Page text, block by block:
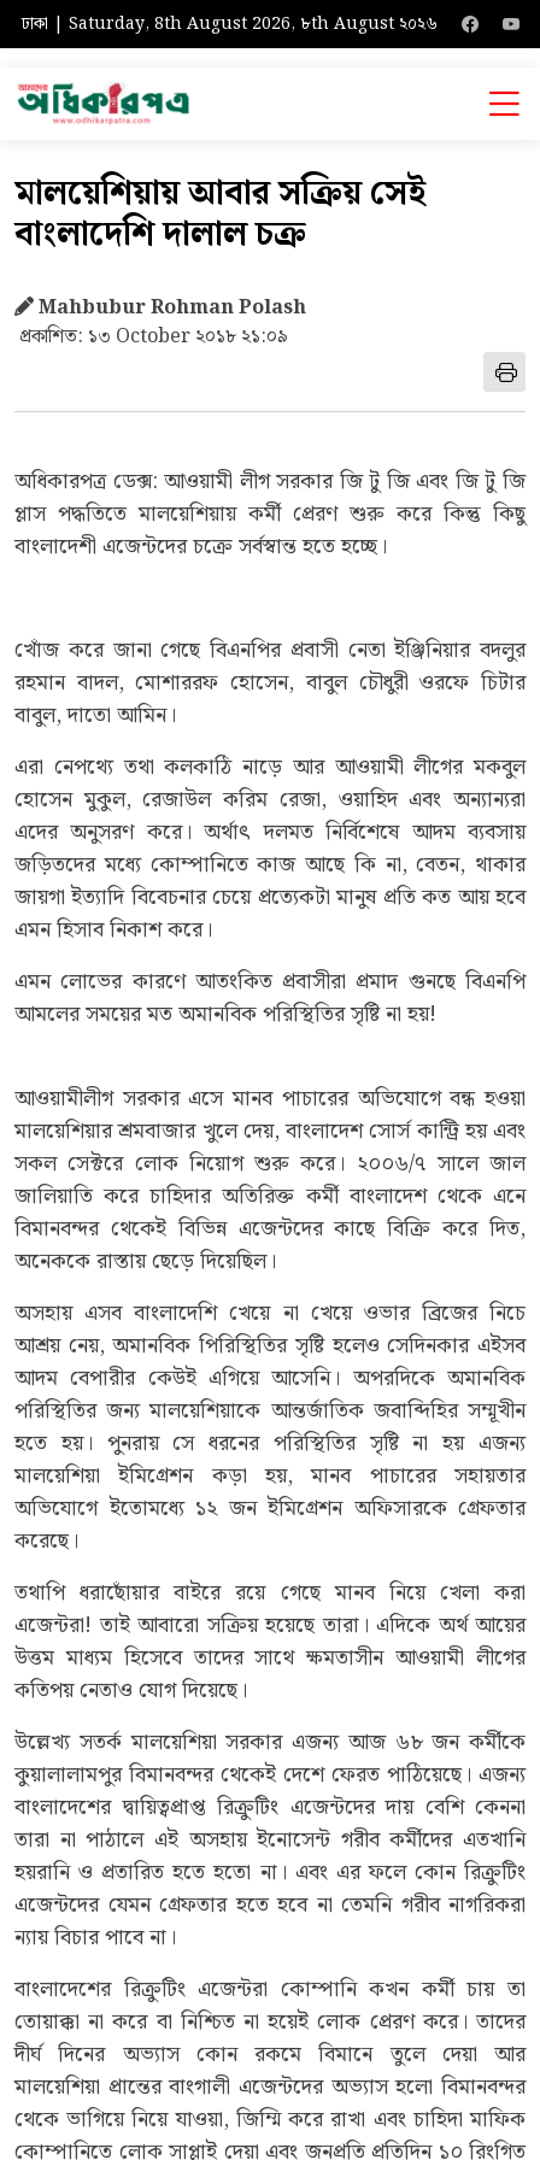
ঢাকা | Saturday, 8th August 2026, ৮th August ২০২৬
মালয়েশিয়ায় আবার সক্রিয় সেই
বাংলাদেশি দালাল চক্র
Mahbubur Rohman Polash
প্রকাশিত: ১৩ October ২০১৮ ২১:০৯
অধিকারপত্র ডেক্স: আওয়ামী লীগ সরকার জি টু জি এবং জি টু জি
প্লাস পদ্ধতিতে মালয়েশিয়ায় কর্মী প্রেরণ শুরু করে কিন্তু কিছু
বাংলাদেশী এজেন্টদের চক্রে সর্বস্বান্ত হতে হচ্ছে।
খোঁজ করে জানা গেছে বিএনপির প্রবাসী নেতা ইঞ্জিনিয়ার বদলুর
রহমান বাদল, মোশাররফ হোসেন, বাবুল চৌধুরী ওরফে চিটার
বাবুল, দাতো আমিন।
এরা নেপথ্যে তথা কলকাঠি নাড়ে আর আওয়ামী লীগের মকবুল
হোসেন মুকুল, রেজাউল করিম রেজা, ওয়াহিদ এবং অন্যান্যরা
এদের অনুসরণ করে। অর্থাৎ দলমত নির্বিশেষে আদম ব্যবসায়
জড়িতদের মধ্যে কোম্পানিতে কাজ আছে কি না, বেতন, থাকার
জায়গা ইত্যাদি বিবেচনার চেয়ে প্রত্যেকটা মানুষ প্রতি কত আয় হবে
এমন হিসাব নিকাশ করে।
এমন লোভের কারণে আতংকিত প্রবাসীরা প্রমাদ গুনছে বিএনপি
আমলের সময়ের মত অমানবিক পরিস্থিতির সৃষ্টি না হয়!
আওয়ামীলীগ সরকার এসে মানব পাচারের অভিযোগে বন্ধ হওয়া
মালয়েশিয়ার শ্রমবাজার খুলে দেয়, বাংলাদেশ সোর্স কান্ট্রি হয় এবং
সকল সেক্টরে লোক নিয়োগ শুরু করে। ২০০৬/৭ সালে জাল
জালিয়াতি করে চাহিদার অতিরিক্ত কর্মী বাংলাদেশ থেকে এনে
বিমানবন্দর থেকেই বিভিন্ন এজেন্টদের কাছে বিক্রি করে দিত,
অনেককে রাস্তায় ছেড়ে দিয়েছিল।
অসহায় এসব বাংলাদেশি খেয়ে না খেয়ে ওভার ব্রিজের নিচে
আশ্রয় নেয়, অমানবিক পিরিস্থিতির সৃষ্টি হলেও সেদিনকার এইসব
আদম বেপারীর কেউই এগিয়ে আসেনি। অপরদিকে অমানবিক
পরিস্থিতির জন্য মালয়েশিয়াকে আন্তর্জাতিক জবাব্দিহির সম্মূখীন
হতে হয়। পুনরায় সে ধরনের পরিস্থিতির সৃষ্টি না হয় এজন্য
মালয়েশিয়া ইমিগ্রেশন কড়া হয়, মানব পাচারের সহায়তার
অভিযোগে ইতোমধ্যে ১২ জন ইমিগ্রেশন অফিসারকে গ্রেফতার
করেছে।
তথাপি ধরাছোঁয়ার বাইরে রয়ে গেছে মানব নিয়ে খেলা করা
এজেন্টরা! তাই আবারো সক্রিয় হয়েছে তারা। এদিকে অর্থ আয়ের
উত্তম মাধ্যম হিসেবে তাদের সাথে ক্ষমতাসীন আওয়ামী লীগের
কতিপয় নেতাও যোগ দিয়েছে।
উল্লেখ্য সতর্ক মালয়েশিয়া সরকার এজন্য আজ ৬৮ জন কর্মীকে
কুয়ালালামপুর বিমানবন্দর থেকেই দেশে ফেরত পাঠিয়েছে। এজন্য
বাংলাদেশের দ্বায়িত্বপ্রাপ্ত রিক্রুটিং এজেন্টদের দায় বেশি কেননা
তারা না পাঠালে এই অসহায় ইনোসেন্ট গরীব কর্মীদের এতখানি
হয়রানি ও প্রতারিত হতে হতো না। এবং এর ফলে কোন রিক্রুটিং
এজেন্টদের যেমন গ্রেফতার হতে হবে না তেমনি গরীব নাগরিকরা
ন্যায় বিচার পাবে না।
বাংলাদেশের রিক্রুটিং এজেন্টরা কোম্পানি কখন কর্মী চায় তা
তোয়াক্কা না করে বা নিশ্চিত না হয়েই লোক প্রেরণ করে। তাদের
দীর্ঘ দিনের অভ্যাস কোন রকমে বিমানে তুলে দেয়া আর
মালয়েশিয়া প্রান্তের বাংগালী এজেন্টদের অভ্যাস হলো বিমানবন্দর
থেকে ভাগিয়ে নিয়ে যাওয়া, জিম্মি করে রাখা এবং চাহিদা মাফিক
কোম্পানিতে লোক সাপ্লাই দেয়া এবং জনপ্রতি প্রতিদিন ১০ রিংগিত